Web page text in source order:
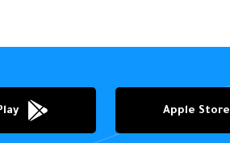
Apple Store
Google Play